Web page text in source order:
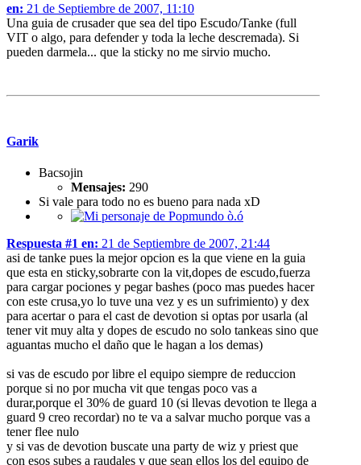
en: 21 de Septiembre de 2007, 11:10
Una guia de crusader que sea del tipo Escudo/Tanke (full
VIT o algo, para defender y toda la leche descremada). Si
pueden darmela... que la sticky no me sirvio mucho.
Garik
Bacsojin
Mensajes: 290
Si vale para todo no es bueno para nada xD
Respuesta #1 en: 21 de Septiembre de 2007, 21:44
asi de tanke pues la mejor opcion es la que viene en la guia
que esta en sticky,sobrarte con la vit,dopes de escudo,fuerza
para cargar pociones y pegar bashes (poco mas puedes hacer
con este crusa,yo lo tuve una vez y es un sufrimiento) y dex
para acertar o para el cast de devotion si optas por usarla (al
tener vit muy alta y dopes de escudo no solo tankeas sino que
aguantas mucho el daño que le hagan a los demas)
si vas de escudo por libre el equipo siempre de reduccion
porque si no por mucha vit que tengas poco vas a
durar,porque el 30% de guard 10 (si llevas devotion te llega a
guard 9 creo recordar) no te va a salvar mucho porque vas a
tener flee nulo
y si vas de devotion buscate una party de wiz y priest que
con esos subes a raudales y que sean ellos los del equipo de